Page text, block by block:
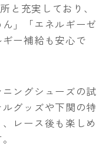
と充実しており、
」「エネルギーゼ
ー補給も安心で
ングシューズの試
グッズや下関の特
レース後も楽しめ